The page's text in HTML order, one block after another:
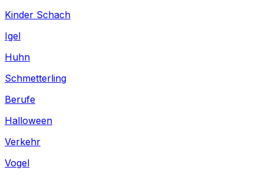
Kinder Schach
Igel
Huhn
Schmetterling
Berufe
Halloween
Verkehr
Vogel